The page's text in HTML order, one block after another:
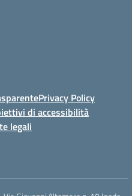
Privacy Policy
di accessibilità
legali